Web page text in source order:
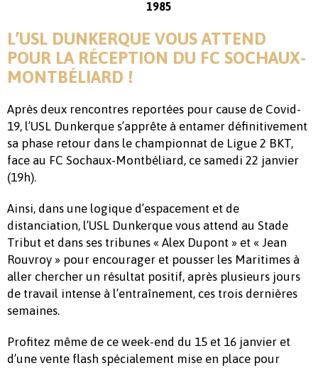
1985
L’USL DUNKERQUE VOUS ATTEND
POUR LA RÉCEPTION DU FC SOCHAUX-
MONTBÉLIARD !
Après deux rencontres reportées pour cause de Covid-
19, l’USL Dunkerque s’apprête à entamer définitivement
sa phase retour dans le championnat de Ligue 2 BKT,
face au FC Sochaux-Montbéliard, ce samedi 22 janvier
(19h).
Ainsi, dans une logique d’espacement et de
distanciation, l’USL Dunkerque vous attend au Stade
Tribut et dans ses tribunes « Alex Dupont » et « Jean
Rouvroy » pour encourager et pousser les Maritimes à
aller chercher un résultat positif, après plusieurs jours
de travail intense à l’entraînement, ces trois dernières
semaines.
Profitez même de ce week-end du 15 et 16 janvier et
d’une vente flash spécialement mise en place pour